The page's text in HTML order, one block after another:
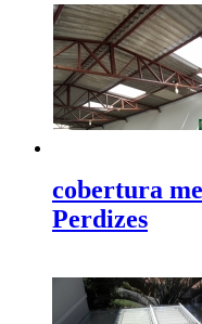
cobertura
Perdizes